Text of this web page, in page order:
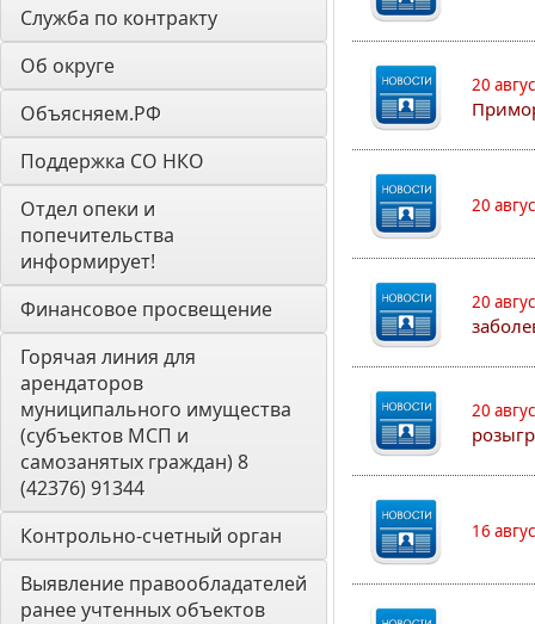
Служба по контракту
Об округе
Объясняем.РФ
Поддержка СО НКО
Отдел опеки и
попечительства
информирует!
Финансовое просвещение
Горячая линия для
арендаторов
муниципального имущества
(субъектов МСП и
самозанятых граждан) 8
(42376) 91344
Контрольно-счетный орган
Выявление правообладателей
ранее учтенных объектов
20
20
20
20
16